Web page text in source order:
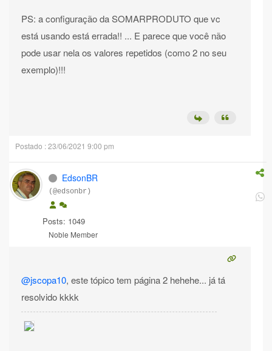
PS: a configuração da SOMARPRODUTO que vc
está usando está errada!! ... E parece que você não
pode usar nela os valores repetidos (como 2 no seu
exemplo)!!!
Postado : 23/06/2021 9:00 pm
EdsonBR
(@edsonbr)
Posts: 1049
Noble Member
@jscopa10, este tópico tem página 2 hehehe... já tá
resolvido kkkk